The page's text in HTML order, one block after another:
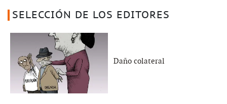
SELECCIÓN DE LOS EDITORES
Daño colateral